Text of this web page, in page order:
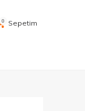
0 Sepetim